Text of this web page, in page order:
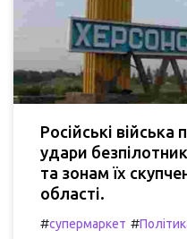
Російські
удари
та зонам їх
області.
#супермаркет #